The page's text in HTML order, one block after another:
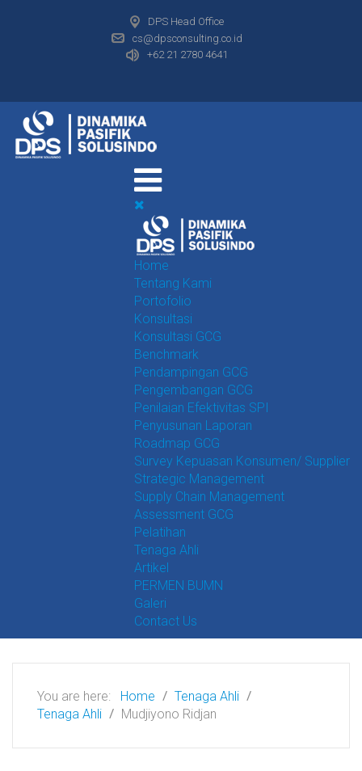
DPS Head Office
cs@dpsconsulting.co.id
+62 21 2780 4641
Home
Tentang Kami
Portofolio
Konsultasi
Konsultasi GCG
Benchmark
Pendampingan GCG
Pengembangan GCG
Penilaian Efektivitas SPI
Penyusunan Laporan
Roadmap GCG
Survey Kepuasan Konsumen/ Supplier
Strategic Management
Supply Chain Management
Assessment GCG
Pelatihan
Tenaga Ahli
Artikel
PERMEN BUMN
Galeri
Contact Us
You are here: Home
Tenaga Ahli
Tenaga Ahli
Mudjiyono Ridjan